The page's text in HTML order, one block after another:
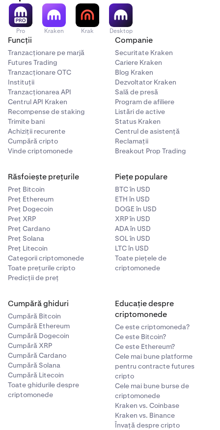
24 de ore
• Minim istoric: Cel mai scăzut preț înregistrat
• Maxim istoric: Cel mai ridicat preț înregistrat
Pro Kraken Krak Desktop
Funcții
Tranzacționare pe marjă
Futures Trading
Tranzacționare OTC
Instituții
Tranzacționarea API
Centrul API Kraken
Recompense de staking
Trimite bani
Achiziții recurente
Cumpără cripto
Vinde criptomonede
Companie
Securitate Kraken
Cariere Kraken
Blog Kraken
Dezvoltator Kraken
Sală de presă
Program de afiliere
Listări de active
Status Kraken
Centrul de asistență
Reclamații
Breakout Prop Trading
Răsfoiește prețurile
Preț Bitcoin
Preț Ethereum
Preț Dogecoin
Preț XRP
Preț Cardano
Preț Solana
Preț Litecoin
Categorii criptomonede
Toate prețurile cripto
Predicții de preț
Piețe populare
BTC în USD
ETH în USD
DOGE în USD
XRP în USD
ADA în USD
SOL în USD
LTC în USD
Toate piețele de
criptomonede
Cumpără ghiduri
Cumpără Bitcoin
Cumpără Ethereum
Cumpără Dogecoin
Cumpără XRP
Cumpără Cardano
Cumpără Solana
Cumpără Litecoin
Toate ghidurile despre
criptomonede
Educație despre
criptomonede
Ce este criptomoneda?
Ce este Bitcoin?
Ce este Ethereum?
Cele mai bune platforme
pentru contracte futures
cripto
Cele mai bune burse de
criptomonede
Kraken vs. Coinbase
Kraken vs. Binance
Învață despre cripto